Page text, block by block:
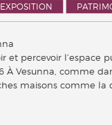
EXPOSITION
et percevoir l’espace
À Vesunna, comme
maisons comme la